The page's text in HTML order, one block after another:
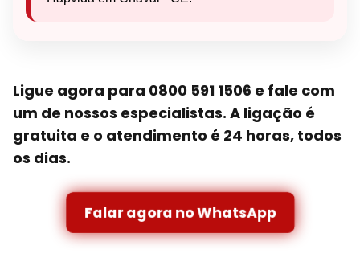
Ligue agora para 0800 591 1506 e fale com
um de nossos especialistas. A ligação é
gratuita e o atendimento é 24 horas, todos
os dias.
Falar agora no WhatsApp